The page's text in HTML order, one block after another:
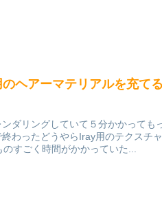
ヘアーマテリアルを充て
ダリングしていて５分かかっても
わったどうやらIray用のテクスチ
すごく時間がかかっていた...